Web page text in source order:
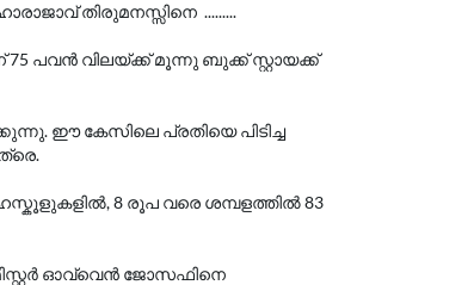
തിരുമനസ്സിനെ .........
പവൻ വിലയ്ക്ക് മൂന്നു ബുക്ക് സ്റ്റായക്ക്
ഈ കേസിലെ പ്രതിയെ പിടിച്ച
8 രൂപ വരെ ശമ്പളത്തിൽ 83
ഓവ്വെൻ ജോസഫിനെ